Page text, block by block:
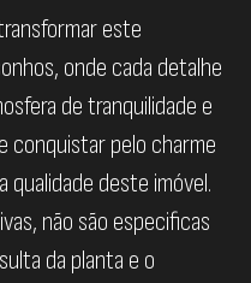
este
onde cada detalhe
de tranquilidade e
conquistar pelo charme
qualidade deste imóvel.
não são especificas
da planta e o